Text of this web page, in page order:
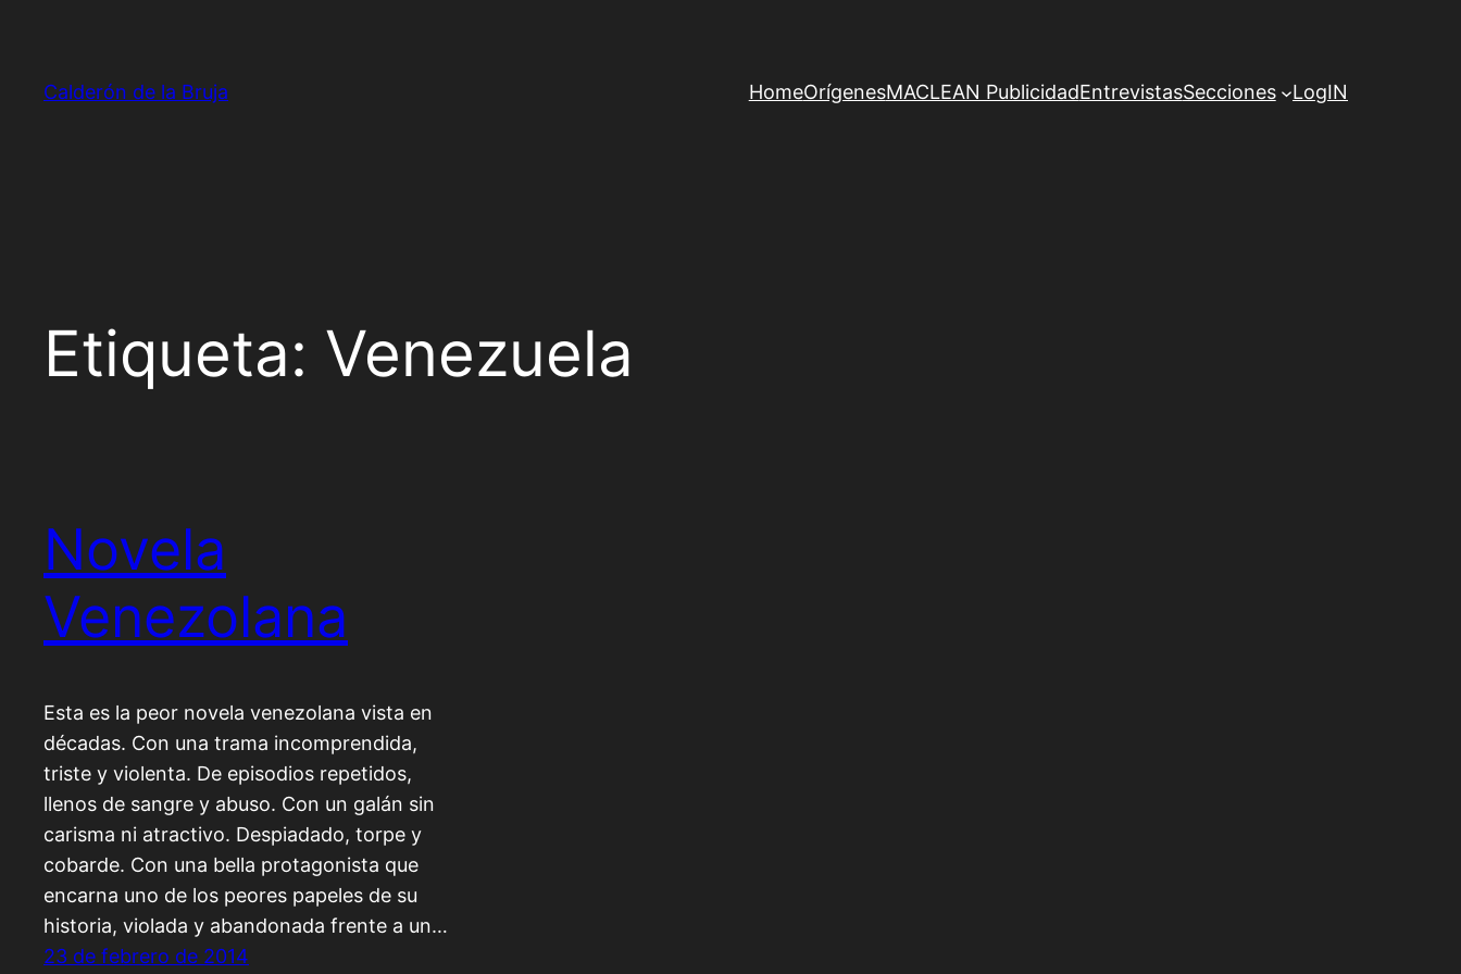
contenido
Calderón de la Bruja HomeOrígenesMACLEAN PublicidadEntrevistasSecciones LogIN
Etiqueta: Venezuela
Novela
Venezolana
Esta es la peor novela venezolana vista en
décadas. Con una trama incomprendida,
triste y violenta. De episodios repetidos,
llenos de sangre y abuso. Con un galán sin
carisma ni atractivo. Despiadado, torpe y
cobarde. Con una bella protagonista que
encarna uno de los peores papeles de su
historia, violada y abandonada frente a un…
23 de febrero de 2014